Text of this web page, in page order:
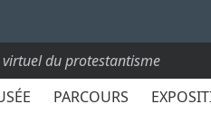
virtuel du protestantisme
PARCOURS